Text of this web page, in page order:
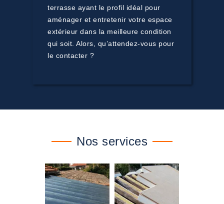
terrasse ayant le profil idéal pour
aménager et entretenir votre espace
extérieur dans la meilleure condition
qui soit. Alors, qu’attendez-vous pour
le contacter ?
Nos services